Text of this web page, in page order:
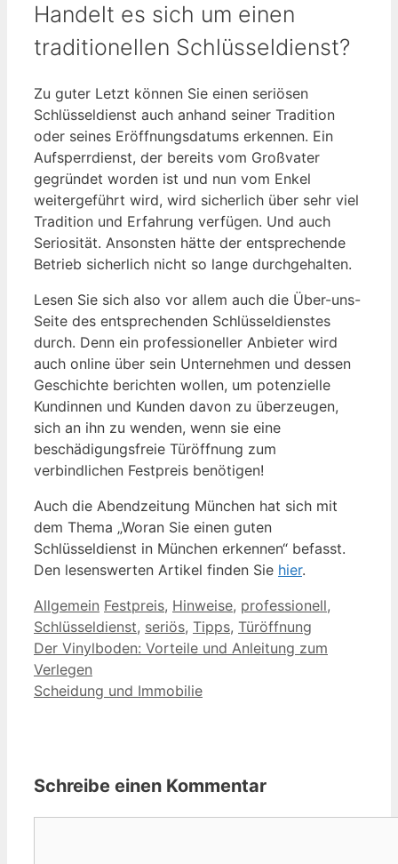
Handelt es sich um einen
traditionellen Schlüsseldienst?
Zu guter Letzt können Sie einen seriösen
Schlüsseldienst auch anhand seiner Tradition
oder seines Eröffnungsdatums erkennen. Ein
Aufsperrdienst, der bereits vom Großvater
gegründet worden ist und nun vom Enkel
weitergeführt wird, wird sicherlich über sehr viel
Tradition und Erfahrung verfügen. Und auch
Seriosität. Ansonsten hätte der entsprechende
Betrieb sicherlich nicht so lange durchgehalten.
Lesen Sie sich also vor allem auch die Über-uns-
Seite des entsprechenden Schlüsseldienstes
durch. Denn ein professioneller Anbieter wird
auch online über sein Unternehmen und dessen
Geschichte berichten wollen, um potenzielle
Kundinnen und Kunden davon zu überzeugen,
sich an ihn zu wenden, wenn sie eine
beschädigungsfreie Türöffnung zum
verbindlichen Festpreis benötigen!
Auch die Abendzeitung München hat sich mit
dem Thema „Woran Sie einen guten
Schlüsseldienst in München erkennen“ befasst.
Den lesenswerten Artikel finden Sie hier.
Kategorien
Allgemein Schlagwörter
Festpreis, Hinweise, professionell,
Schlüsseldienst, seriös, Tipps, Türöffnung
Der Vinylboden: Vorteile und Anleitung zum
Verlegen
Scheidung und Immobilie
Schreibe einen Kommentar